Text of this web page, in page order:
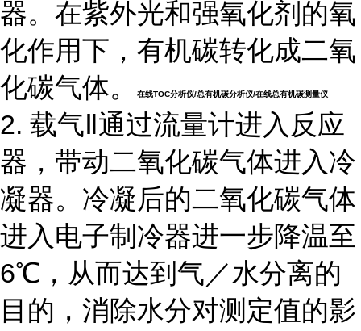
器。在紫外光和强氧化剂的氧
化作用下，有机碳转化成二氧
化碳气体。
在线TOC分析仪/总有机碳分析仪/在线总有机碳测量仪
2. 载气Ⅱ通过流量计进入反应
器，带动二氧化碳气体进入冷
凝器。冷凝后的二氧化碳气体
进入电子制冷器进一步降温至
6℃，从而达到气／水分离的
目的，消除水分对测定值的影